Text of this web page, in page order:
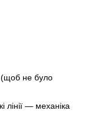
(щоб не було
лінії — механіка